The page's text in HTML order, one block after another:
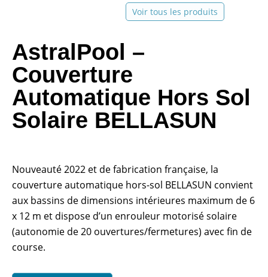
Voir tous les produits
AstralPool –
Couverture
Automatique Hors Sol
Solaire BELLASUN
Nouveauté 2022 et de fabrication française, la
couverture automatique hors-sol BELLASUN convient
aux bassins de dimensions intérieures maximum de 6
x 12 m et dispose d’un enrouleur motorisé solaire
(autonomie de 20 ouvertures/fermetures) avec fin de
course.